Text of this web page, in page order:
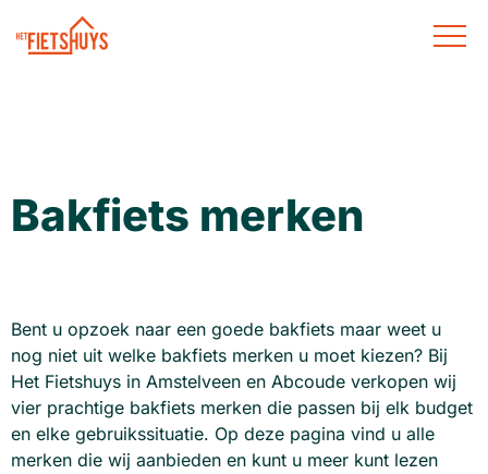
Bakfiets merken
Bent u opzoek naar een goede bakfiets maar weet u
nog niet uit welke bakfiets merken u moet kiezen? Bij
Het Fietshuys in Amstelveen en Abcoude verkopen wij
vier prachtige bakfiets merken die passen bij elk budget
en elke gebruikssituatie. Op deze pagina vind u alle
merken die wij aanbieden en kunt u meer kunt lezen